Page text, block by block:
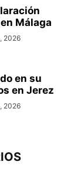
Málaga
2026
en su
en Jerez
2026